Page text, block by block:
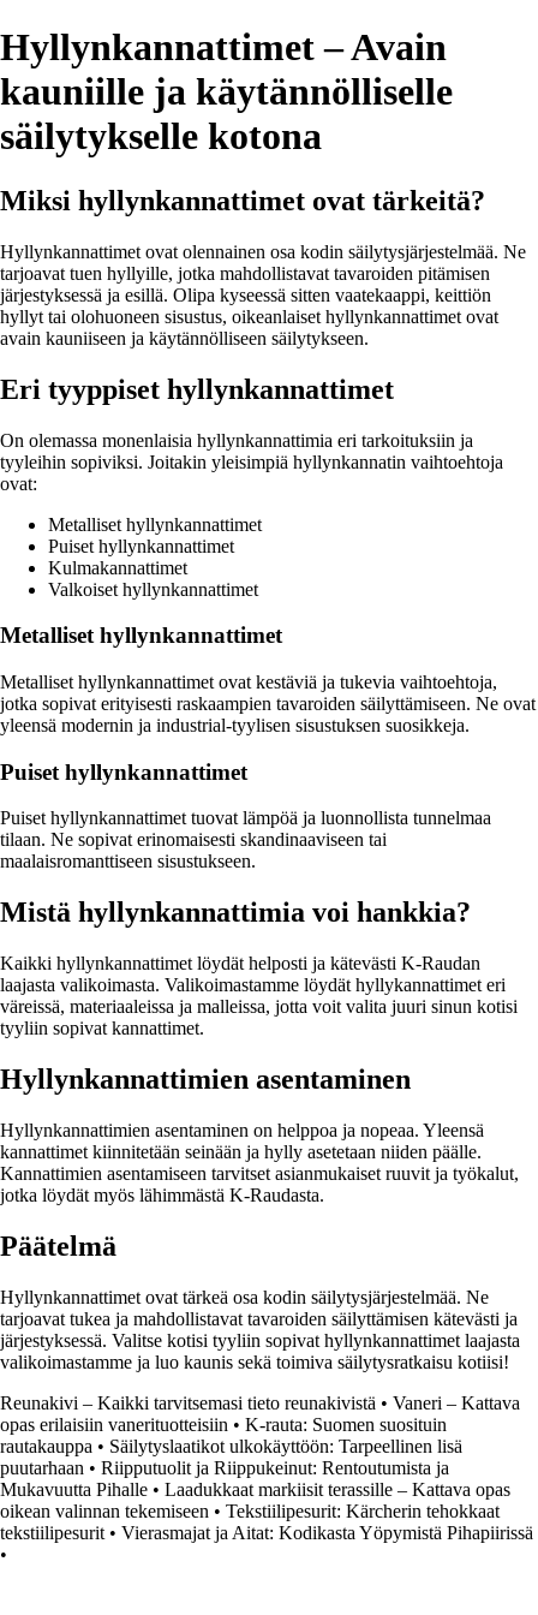
Hyllynkannattimet – Avain
kauniille ja käytännölliselle
säilytykselle kotona
Miksi hyllynkannattimet ovat tärkeitä?
Hyllynkannattimet ovat olennainen osa kodin säilytysjärjestelmää. Ne
tarjoavat tuen hyllyille, jotka mahdollistavat tavaroiden pitämisen
järjestyksessä ja esillä. Olipa kyseessä sitten vaatekaappi, keittiön
hyllyt tai olohuoneen sisustus, oikeanlaiset hyllynkannattimet ovat
avain kauniiseen ja käytännölliseen säilytykseen.
Eri tyyppiset hyllynkannattimet
On olemassa monenlaisia hyllynkannattimia eri tarkoituksiin ja
tyyleihin sopiviksi. Joitakin yleisimpiä hyllynkannatin vaihtoehtoja
ovat:
Metalliset hyllynkannattimet
Puiset hyllynkannattimet
Kulmakannattimet
Valkoiset hyllynkannattimet
Metalliset hyllynkannattimet
Metalliset hyllynkannattimet ovat kestäviä ja tukevia vaihtoehtoja,
jotka sopivat erityisesti raskaampien tavaroiden säilyttämiseen. Ne ovat
yleensä modernin ja industrial-tyylisen sisustuksen suosikkeja.
Puiset hyllynkannattimet
Puiset hyllynkannattimet tuovat lämpöä ja luonnollista tunnelmaa
tilaan. Ne sopivat erinomaisesti skandinaaviseen tai
maalaisromanttiseen sisustukseen.
Mistä hyllynkannattimia voi hankkia?
Kaikki hyllynkannattimet löydät helposti ja kätevästi K-Raudan
laajasta valikoimasta. Valikoimastamme löydät hyllykannattimet eri
väreissä, materiaaleissa ja malleissa, jotta voit valita juuri sinun kotisi
tyyliin sopivat kannattimet.
Hyllynkannattimien asentaminen
Hyllynkannattimien asentaminen on helppoa ja nopeaa. Yleensä
kannattimet kiinnitetään seinään ja hylly asetetaan niiden päälle.
Kannattimien asentamiseen tarvitset asianmukaiset ruuvit ja työkalut,
jotka löydät myös lähimmästä K-Raudasta.
Päätelmä
Hyllynkannattimet ovat tärkeä osa kodin säilytysjärjestelmää. Ne
tarjoavat tukea ja mahdollistavat tavaroiden säilyttämisen kätevästi ja
järjestyksessä. Valitse kotisi tyyliin sopivat hyllynkannattimet laajasta
valikoimastamme ja luo kaunis sekä toimiva säilytysratkaisu kotiisi!
Reunakivi – Kaikki tarvitsemasi tieto reunakivistä • Vaneri – Kattava
opas erilaisiin vanerituotteisiin • K-rauta: Suomen suosituin
rautakauppa • Säilytyslaatikot ulkokäyttöön: Tarpeellinen lisä
puutarhaan • Riipputuolit ja Riippukeinut: Rentoutumista ja
Mukavuutta Pihalle • Laadukkaat markiisit terassille – Kattava opas
oikean valinnan tekemiseen • Tekstiilipesurit: Kärcherin tehokkaat
tekstiilipesurit • Vierasmajat ja Aitat: Kodikasta Yöpymistä Pihapiirissä
•